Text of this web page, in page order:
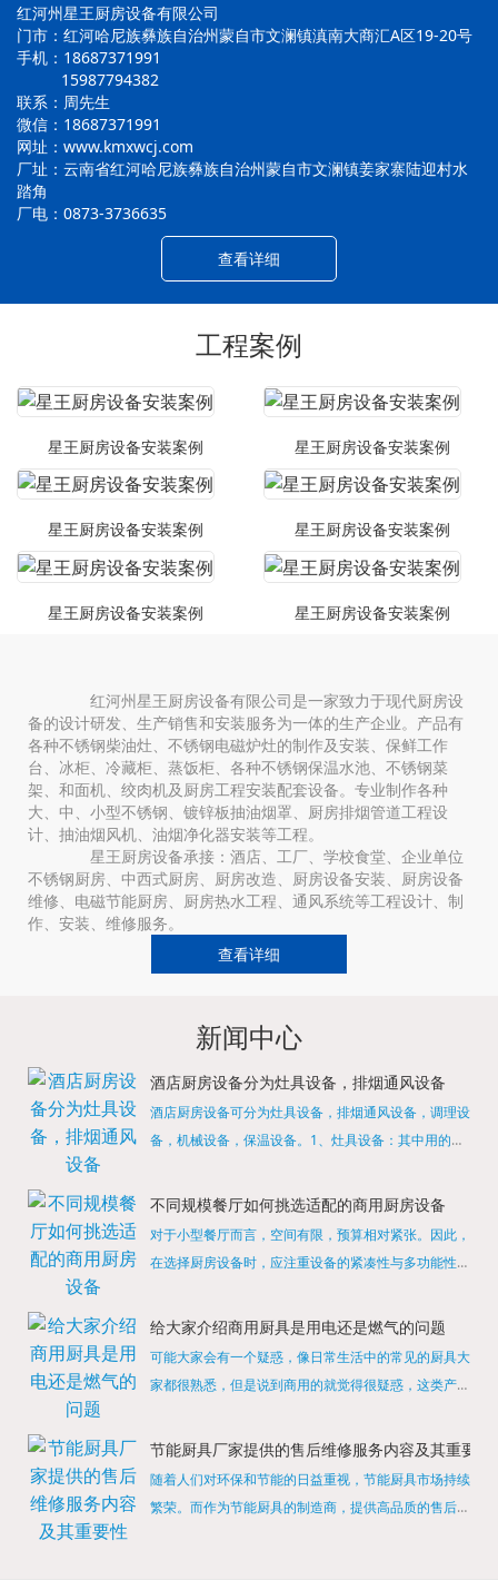
红河州星王厨房设备有限公司
门市：红河哈尼族彝族自治州蒙自市文澜镇滇南大商汇A区19-20号
手机：18687371991
15987794382
联系：周先生
微信：18687371991
网址：www.kmxwcj.com
厂址：云南省红河哈尼族彝族自治州蒙自市文澜镇姜家寨陆迎村水
踏角
厂电：0873-3736635
查看详细
工程案例
星王厨房设备安装案例 星王厨房设备安装案例
星王厨房设备安装案例 星王厨房设备安装案例
星王厨房设备安装案例 星王厨房设备安装案例
红河州星王厨房设备有限公司是一家致力于现代厨房设
备的设计研发、生产销售和安装服务为一体的生产企业。产品有
各种不锈钢柴油灶、不锈钢电磁炉灶的制作及安装、保鲜工作
台、冰柜、冷藏柜、蒸饭柜、各种不锈钢保温水池、不锈钢菜
架、和面机、绞肉机及厨房工程安装配套设备。专业制作各种
大、中、小型不锈钢、镀锌板抽油烟罩、厨房排烟管道工程设
计、抽油烟风机、油烟净化器安装等工程。
星王厨房设备承接：酒店、工厂、学校食堂、企业单位
不锈钢厨房、中西式厨房、厨房改造、厨房设备安装、厨房设备
维修、电磁节能厨房、厨房热水工程、通风系统等工程设计、制
作、安装、维修服务。
查看详细
新闻中心
酒店厨房设备分为灶具设备，排烟通风设备
酒店厨房设备可分为灶具设备，排烟通风设备，调理设
备，机械设备，保温设备。1、灶具设备：其中用的较
缺少的，经过相关检测证明的合格设备才能进行使用，
不同规模餐厅如何挑选适配的商用厨房设备
对于小型餐厅而言，空间有限，预算相对紧张。因此，
在选择厨房设备时，应注重设备的紧凑性与多功能性。
烹饪设备，既能节省空间，又能满足多样化的烹饪需
给大家介绍商用厨具是用电还是燃气的问题
可能大家会有一个疑惑，像日常生活中的常见的厨具大
家都很熟悉，但是说到商用的就觉得很疑惑，这类产品
店用的就是商用的吗?还真别说，真被大家猜对了，这
节能厨具厂家提供的售后维修服务内容及其重要性
随着人们对环保和节能的日益重视，节能厨具市场持续
繁荣。而作为节能厨具的制造商，提供高品质的售后维